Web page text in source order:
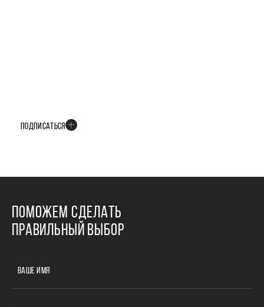
ПОДПИСАТЬСЯ
ПОМОЖЕМ СДЕЛАТЬ
ПРАВИЛЬНЫЙ ВЫБОР
ВАШЕ ИМЯ